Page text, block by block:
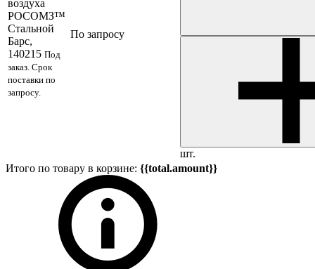
воздуха
РОСОМЗ™
Стальной
Барс,
140215 Под
заказ. Срок
поставки по
запросу.
По запросу
шт.
Итого по товару в корзине: {{total.amount}}